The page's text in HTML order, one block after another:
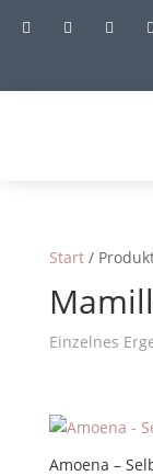
   
Start/
Einzelnes
Amoena –